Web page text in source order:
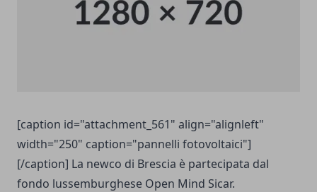
[caption id="attachment_561" align="alignleft"
width="250" caption="pannelli fotovoltaici"]
[/caption] La newco di Brescia è partecipata dal
fondo lussemburghese Open Mind Sicar.